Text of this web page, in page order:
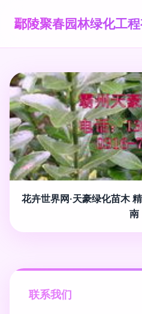
鄢陵聚春园林绿化工程
花卉世界网·天豪绿化苗木
南
联系我们